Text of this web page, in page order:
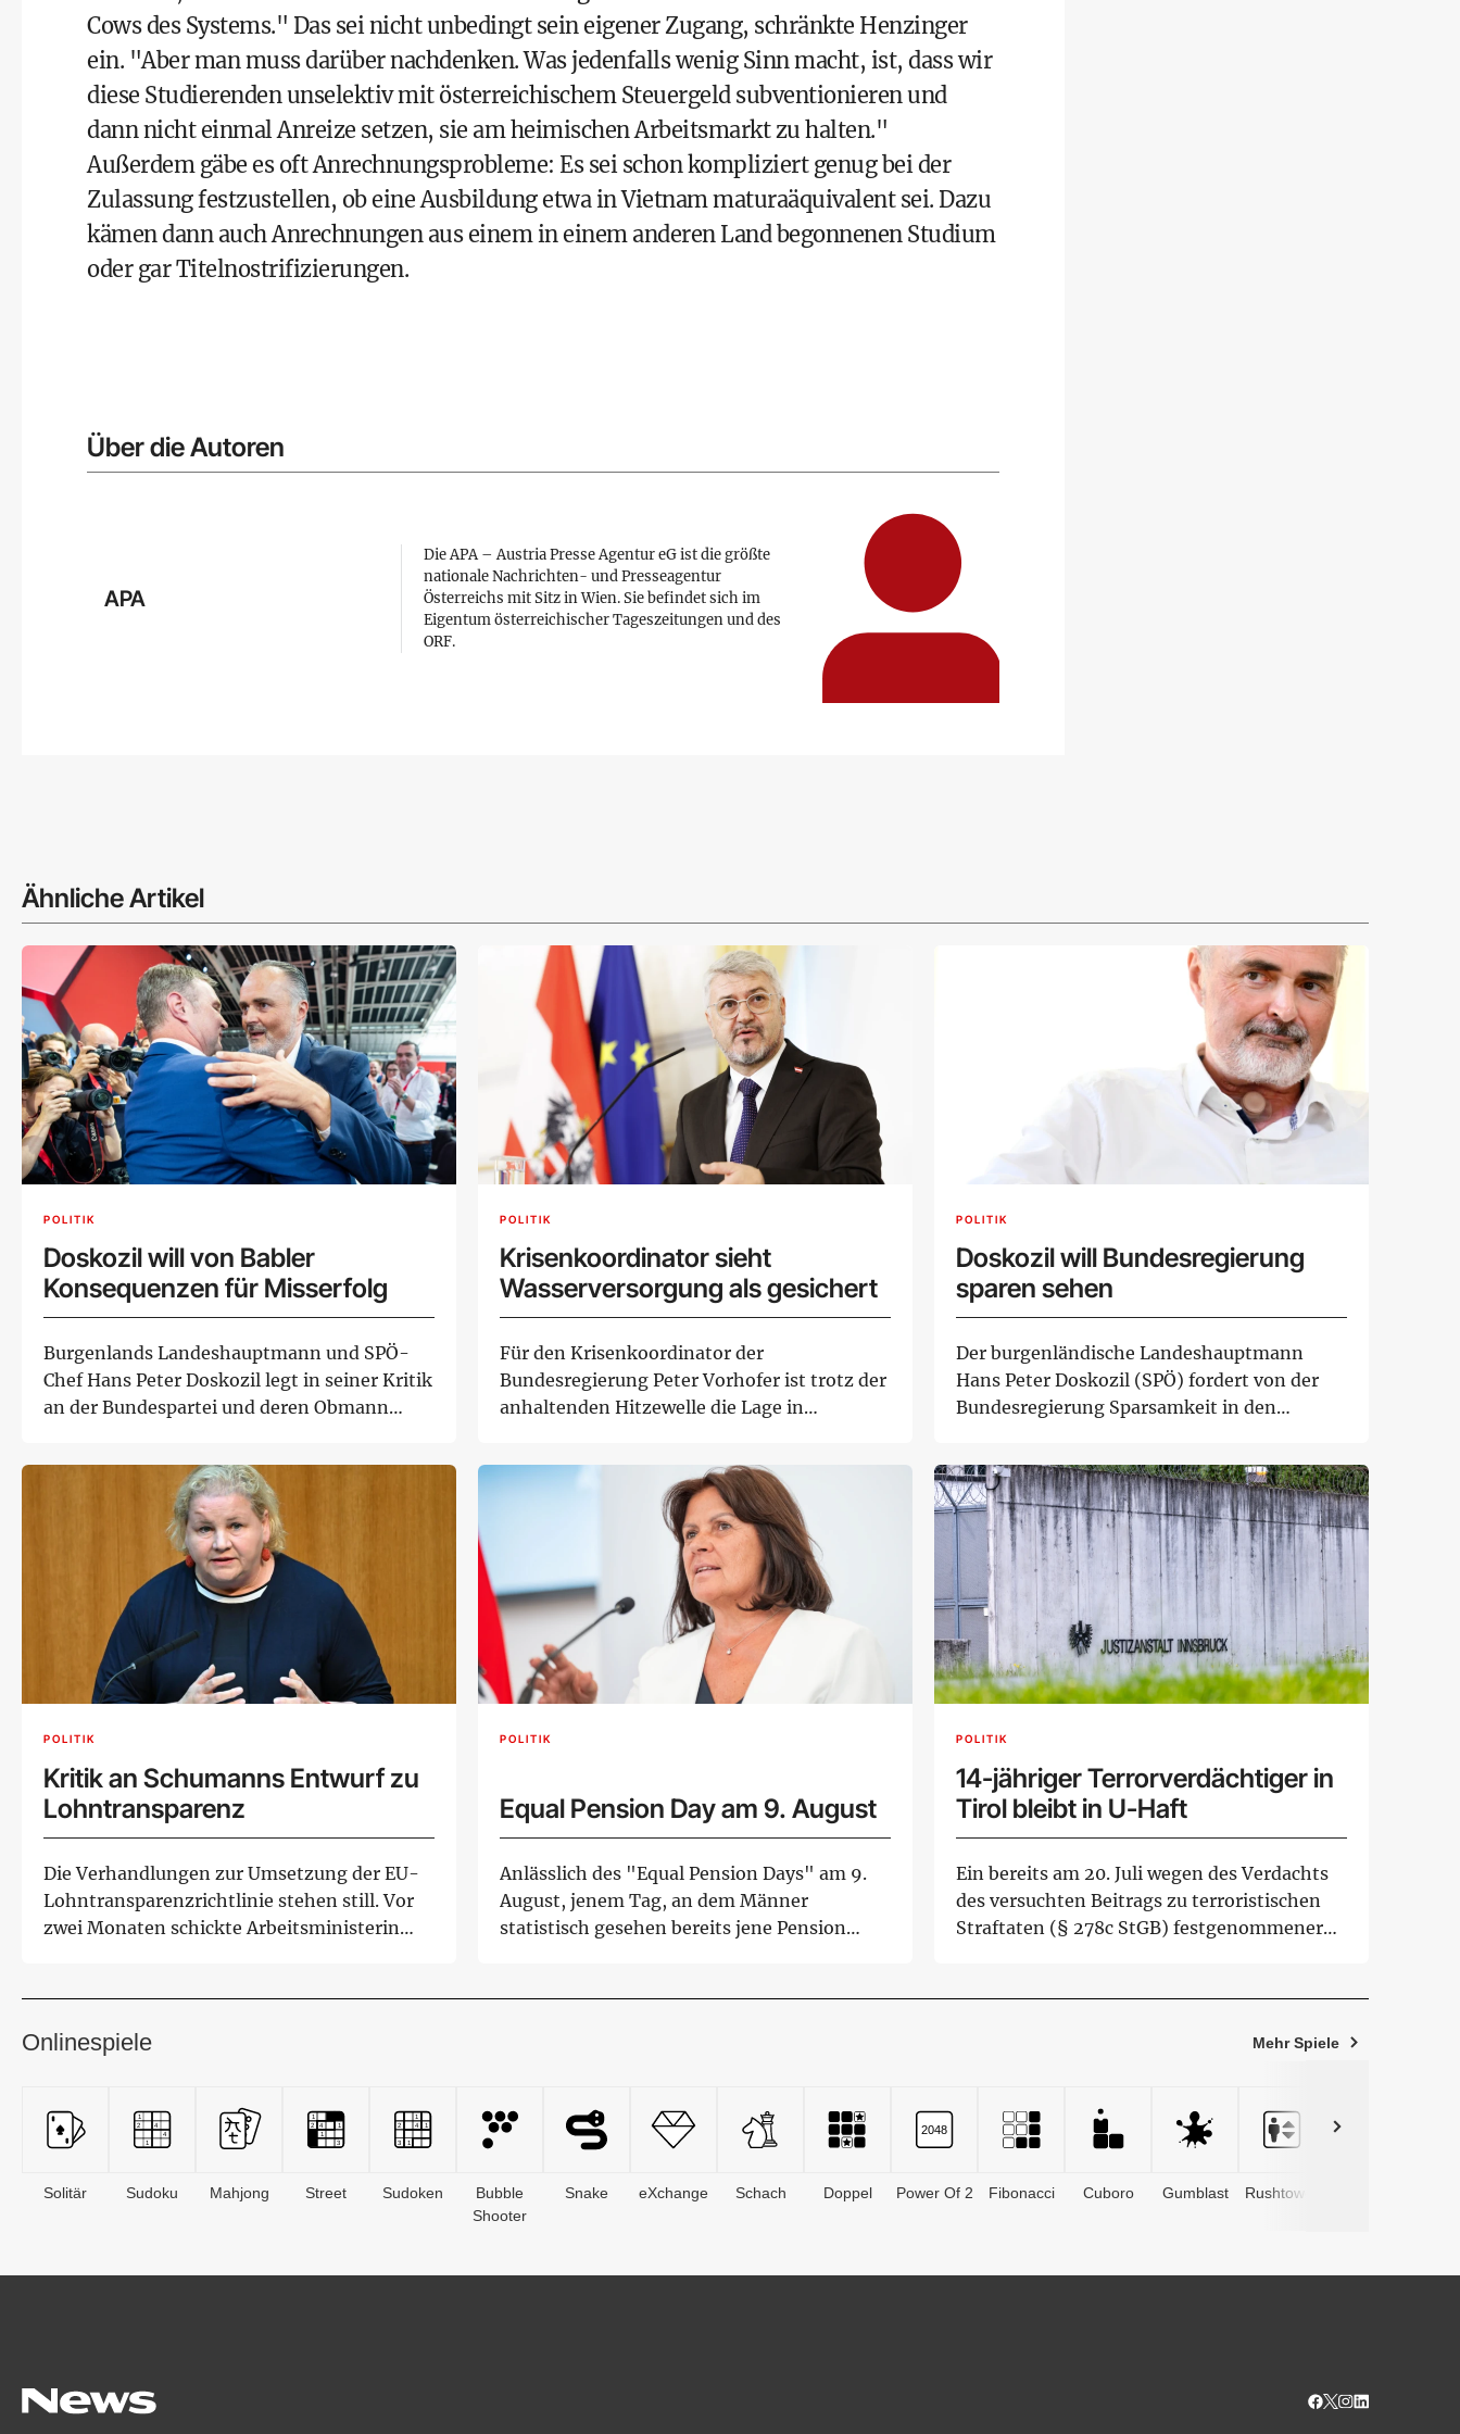
Cows des Systems." Das sei nicht unbedingt sein eigener Zugang, schränkte Henzinger
ein. "Aber man muss darüber nachdenken. Was jedenfalls wenig Sinn macht, ist, dass wir
diese Studierenden unselektiv mit österreichischem Steuergeld subventionieren und
dann nicht einmal Anreize setzen, sie am heimischen Arbeitsmarkt zu halten."
Außerdem gäbe es oft Anrechnungsprobleme: Es sei schon kompliziert genug bei der
Zulassung festzustellen, ob eine Ausbildung etwa in Vietnam maturaäquivalent sei. Dazu
kämen dann auch Anrechnungen aus einem in einem anderen Land begonnenen Studium
oder gar Titelnostrifizierungen.
Über die Autoren
APA
Die APA – Austria Presse Agentur eG ist die größte
nationale Nachrichten- und Presseagentur
Österreichs mit Sitz in Wien. Sie befindet sich im
Eigentum österreichischer Tageszeitungen und des
ORF.
Ähnliche Artikel
POLITIK
Doskozil will von Babler
Konsequenzen für Misserfolg
Burgenlands Landeshauptmann und SPÖ-
Chef Hans Peter Doskozil legt in seiner Kritik
an der Bundespartei und deren Obmann
POLITIK
Krisenkoordinator sieht
Wasserversorgung als gesichert
Für den Krisenkoordinator der
Bundesregierung Peter Vorhofer ist trotz der
anhaltenden Hitzewelle die Lage in
POLITIK
Doskozil will Bundesregierung
sparen sehen
Der burgenländische Landeshauptmann
Hans Peter Doskozil (SPÖ) fordert von der
Bundesregierung Sparsamkeit in den
POLITIK
Kritik an Schumanns Entwurf zu
Lohntransparenz
Die Verhandlungen zur Umsetzung der EU-
Lohntransparenzrichtlinie stehen still. Vor
zwei Monaten schickte Arbeitsministerin
POLITIK
Equal Pension Day am 9. August
Anlässlich des "Equal Pension Days" am 9.
August, jenem Tag, an dem Männer
statistisch gesehen bereits jene Pension
POLITIK
14-jähriger Terrorverdächtiger in
Tirol bleibt in U-Haft
Ein bereits am 20. Juli wegen des Verdachts
des versuchten Beitrags zu terroristischen
Straftaten (§ 278c StGB) festgenommener
Onlinespiele Mehr Spiele
Solitär Sudoku Mahjong Street Sudoken
Bubble
Shooter
Snake eXchange Schach Doppel Power Of 2 Fibonacci Cuboro Gumblast Rushtower